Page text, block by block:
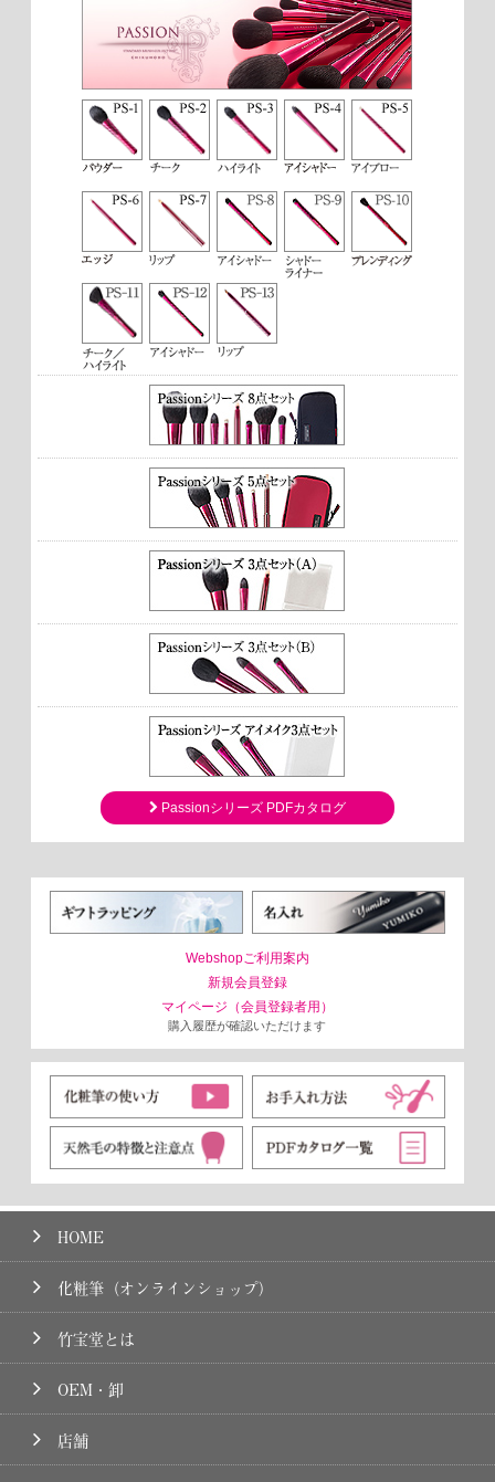
Passionシリーズ PDFカタログ
Webshopご利用案内
新規会員登録
マイページ（会員登録者用）
購入履歴が確認いただけます
HOME
化粧筆（オンラインショップ）
竹宝堂とは
OEM・卸
店舗